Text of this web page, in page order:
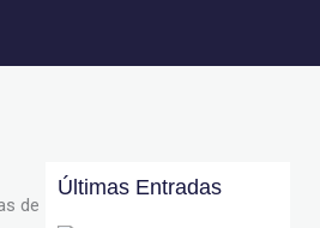
Últimas Entradas